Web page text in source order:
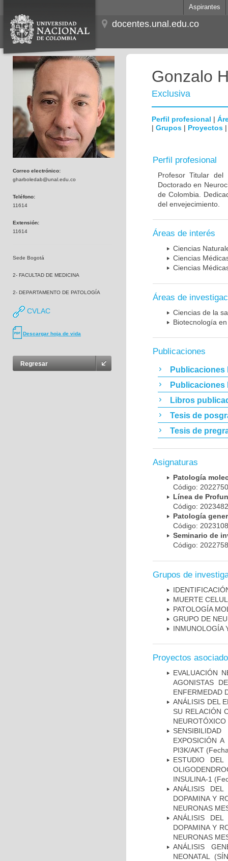
Aspirantes
docentes.unal.edu.co
Correo electrónico:
gharboledab@unal.edu.co
Teléfono:
11614
Extensión:
11614
Sede Bogotá
2- FACULTAD DE MEDICINA
2- DEPARTAMENTO DE PATOLOGÍA
CVLAC
Descargar hoja de vida
Regresar
Gonzalo
Exclusiva
Perfil profesional |
| Grupos | Proyectos
Perfil profesional
Profesor Titular
Doctorado en
de Colombia.
del envejecimiento.
Áreas de interés
Ciencias
Ciencias
Ciencias
Áreas de
Ciencias de la
Biotecnología
Publicaciones
Publicaciones
Publicaciones
Libros
Tesis de
Tesis de
Asignaturas
Patología
Código:
Línea de
Código:
Patología
Código:
Seminario de
Código:
Grupos de
MUERTE
PATOLOGÍA
GRUPO DE
INMUNOLOGÍA
Proyectos
EVALUACIÓN
AGONISTAS
ENFERMEDAD
ANÁLISIS DEL
SU RELACIÓN
NEUROTÓXICO
EXPOSICIÓN
PI3K/AKT
ESTUDIO
INSULINA-1
ANÁLISIS
DOPAMINA Y
NEURONAS
ANÁLISIS
DOPAMINA Y
NEURONAS
ANÁLISIS
NEONATAL